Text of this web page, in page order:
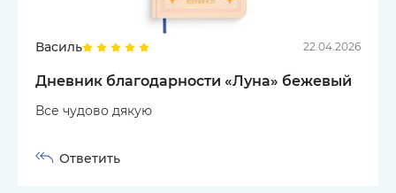
Василь 22.04.2026
Дневник благодарности «Луна» бежевый
Все чудово дякую
Ответить